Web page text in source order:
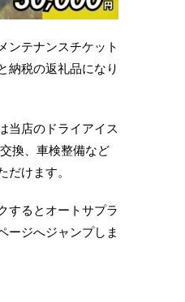
ンテナンスチケット
納税の返礼品になり
当店のドライアイス
換、車検整備など
けます。
するとオートサプラ
ージへジャンプしま